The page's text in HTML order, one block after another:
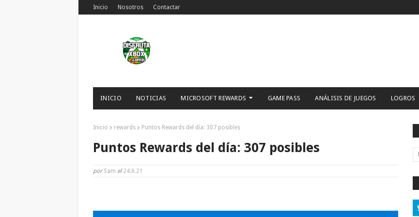
Inicio Nosotros Contactar
INICIO NOTICIAS MICROSOFT REWARDS GAME PASS ANÁLISIS DE JUEGOS LOGROS
Inicio rewards Puntos Rewards del día: 307 posibles
Puntos Rewards del día: 307 posibles
por Sam el24.6.21